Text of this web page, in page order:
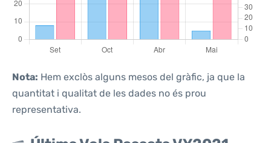
Nota: Hem exclòs alguns mesos del gràfic, ja que la
quantitat i qualitat de les dades no és prou
representativa.